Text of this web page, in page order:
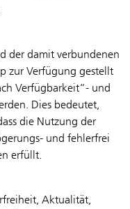
der damit verbundenen
zur Verfügung gestellt
Verfügbarkeit“- und
Dies bedeutet,
die Nutzung der
und fehlerfrei
erfüllt.
Aktualität,